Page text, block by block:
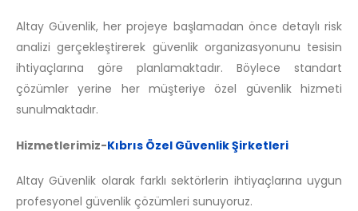
Altay Güvenlik, her projeye başlamadan önce detaylı risk
analizi gerçekleştirerek güvenlik organizasyonunu tesisin
ihtiyaçlarına göre planlamaktadır. Böylece standart
çözümler yerine her müşteriye özel güvenlik hizmeti
sunulmaktadır.
Hizmetlerimiz-Kıbrıs Özel Güvenlik Şirketleri
Altay Güvenlik olarak farklı sektörlerin ihtiyaçlarına uygun
profesyonel güvenlik çözümleri sunuyoruz.